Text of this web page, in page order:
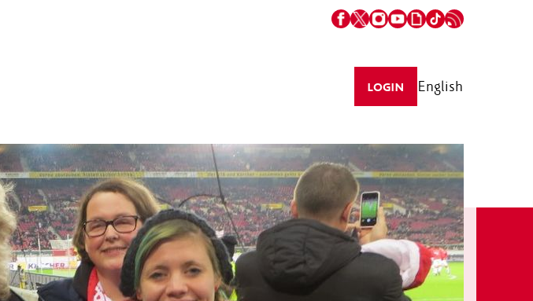
LOGIN English